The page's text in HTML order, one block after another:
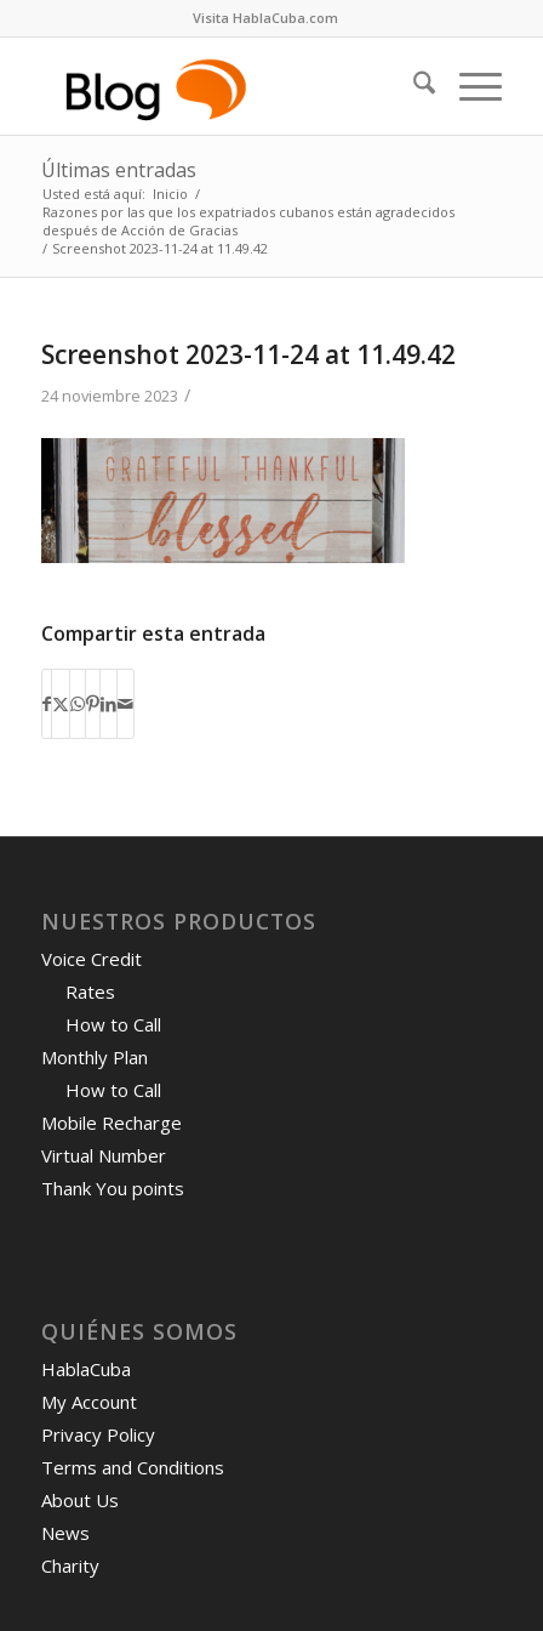
Visita HablaCuba.com
Últimas entradas
Usted está aquí: Inicio /
Razones por las que los expatriados cubanos están agradecidos
después de Acción de Gracias
/ Screenshot 2023-11-24 at 11.49.42
Screenshot 2023-11-24 at 11.49.42
24 noviembre 2023 /
Compartir esta entrada
NUESTROS PRODUCTOS
Voice Credit
Rates
How to Call
Monthly Plan
How to Call
Mobile Recharge
Virtual Number
Thank You points
QUIÉNES SOMOS
HablaCuba
My Account
Privacy Policy
Terms and Conditions
About Us
News
Charity